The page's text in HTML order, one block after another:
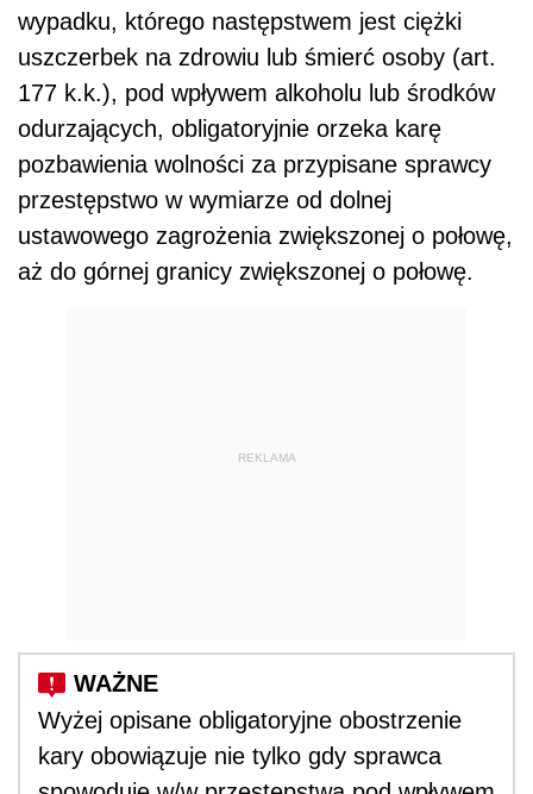
wypadku, którego następstwem jest ciężki
uszczerbek na zdrowiu lub śmierć osoby (art.
177 k.k.), pod wpływem alkoholu lub środków
odurzających, obligatoryjnie orzeka karę
pozbawienia wolności za przypisane sprawcy
przestępstwo w wymiarze od dolnej
ustawowego zagrożenia zwiększonej o połowę,
aż do górnej granicy zwiększonej o połowę.
REKLAMA
Wyżej opisane obligatoryjne obostrzenie
kary obowiązuje nie tylko gdy sprawca